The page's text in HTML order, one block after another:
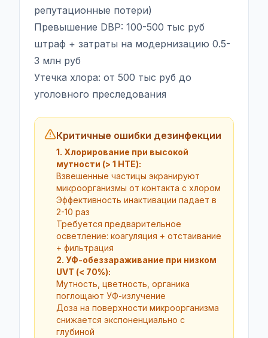
репутационные потери)
Превышение DBP: 100-500 тыс руб
штраф + затраты на модернизацию 0.5-
3 млн руб
Утечка хлора: от 500 тыс руб до
уголовного преследования
Критичные ошибки дезинфекции
1. Хлорирование при высокой
мутности (> 1 НТЕ):
Взвешенные частицы экранируют
микроорганизмы от контакта с хлором
Эффективность инактивации падает в
2-10 раз
Требуется предварительное
осветление: коагуляция + отстаивание
+ фильтрация
2. УФ-обеззараживание при низком
UVT (< 70%):
Мутность, цветность, органика
поглощают УФ-излучение
Доза на поверхности микроорганизма
снижается экспоненциально с
глубиной